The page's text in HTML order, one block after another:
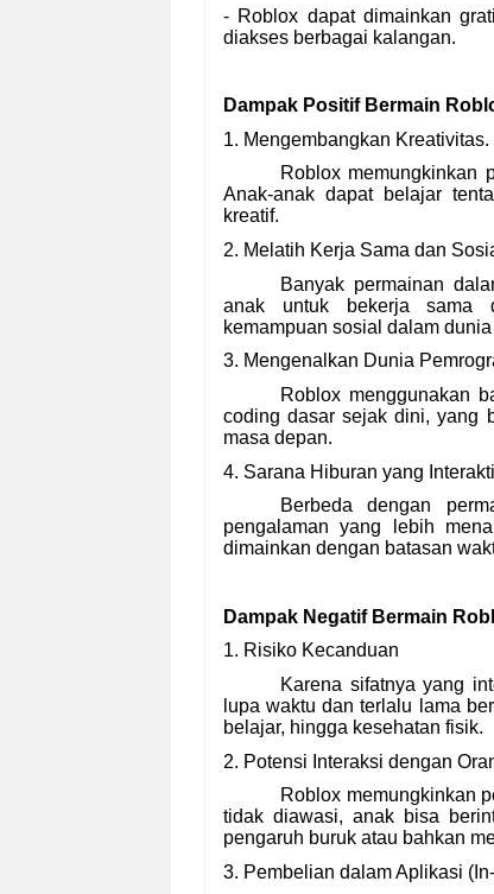
- Roblox dapat dimainkan
diakses berbagai kalangan.
Dampak Positif Bermain
1. Mengembangkan Kreativitas.
Roblox memungkinkan
Anak-anak dapat belajar
kreatif.
2. Melatih Kerja Sama dan
Banyak permainan
anak untuk bekerja sama
kemampuan sosial dalam
3. Mengenalkan Dunia
Roblox menggunakan
coding dasar sejak dini, yang
masa depan.
4. Sarana Hiburan yang
Berbeda dengan
pengalaman yang lebih
dimainkan dengan batasan
Dampak Negatif Bermain
1. Risiko Kecanduan
Karena sifatnya yang
lupa waktu dan terlalu lama
belajar, hingga kesehatan fisik.
2. Potensi Interaksi dengan
Roblox memungkinkan
tidak diawasi, anak bisa
pengaruh buruk atau bahkan
3. Pembelian dalam Aplikasi